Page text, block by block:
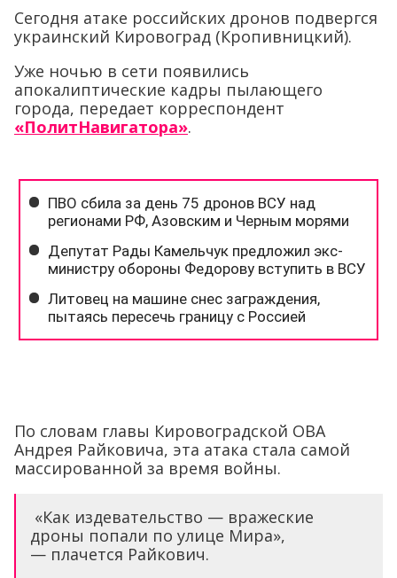
Сегодня атаке российских дронов подвергся
украинский Кировоград (Кропивницкий).
Уже ночью в сети появились
апокалиптические кадры пылающего
города, передает корреспондент
«ПолитНавигатора».
По словам главы Кировоградской ОВА
Андрея Райковича, эта атака стала самой
массированной за время войны.
«Как издевательство — вражеские
дроны попали по улице Мира»,
— плачется Райкович.